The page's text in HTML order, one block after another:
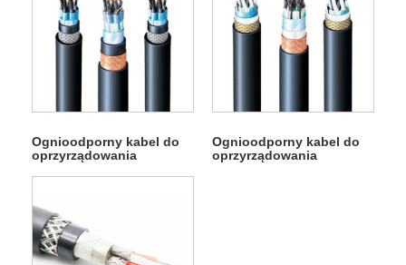
Ognioodporny kabel do
oprzyrządowania
Ognioodporny kabel do
oprzyrządowania